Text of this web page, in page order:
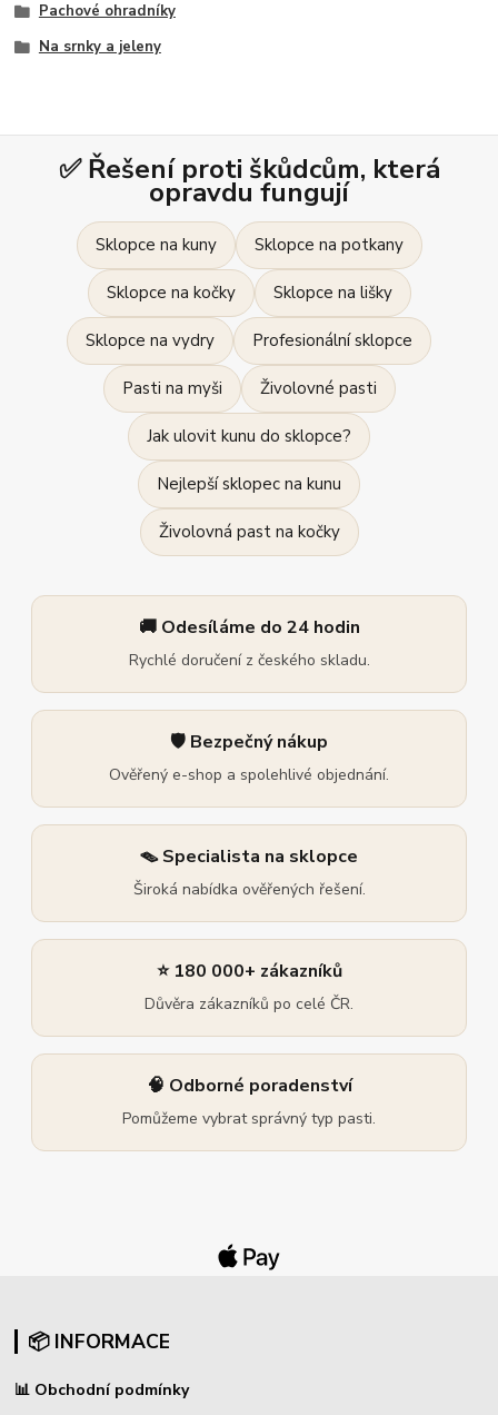
Pachové ohradníky
Na srnky a jeleny
✅ Řešení proti škůdcům, která
opravdu fungují
Sklopce na kuny Sklopce na potkany
Sklopce na kočky Sklopce na lišky
Sklopce na vydry Profesionální sklopce
Pasti na myši Živolovné pasti
Jak ulovit kunu do sklopce?
Nejlepší sklopec na kunu
Živolovná past na kočky
🚚 Odesíláme do 24 hodin
Rychlé doručení z českého skladu.
🛡️ Bezpečný nákup
Ověřený e-shop a spolehlivé objednání.
🪤 Specialista na sklopce
Široká nabídka ověřených řešení.
⭐ 180 000+ zákazníků
Důvěra zákazníků po celé ČR.
🧠 Odborné poradenství
Pomůžeme vybrat správný typ pasti.
📦 INFORMACE
📊 Obchodní podmínky